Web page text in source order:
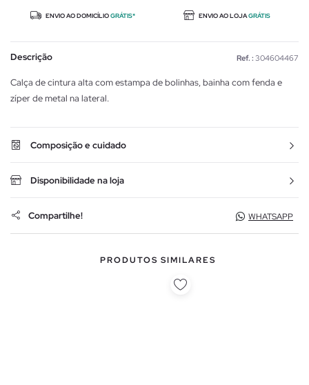
ENVIO AO DOMICÍLIOGRÁTIS* ENVIO AO LOJAGRÁTIS
Descrição Ref. : 304604467
Calça de cintura alta com estampa de bolinhas, bainha com fenda e
zíper de metal na lateral.
Composição e cuidado
Disponibilidade na loja
Compartilhe! WHATSAPP
PRODUTOS SIMILARES